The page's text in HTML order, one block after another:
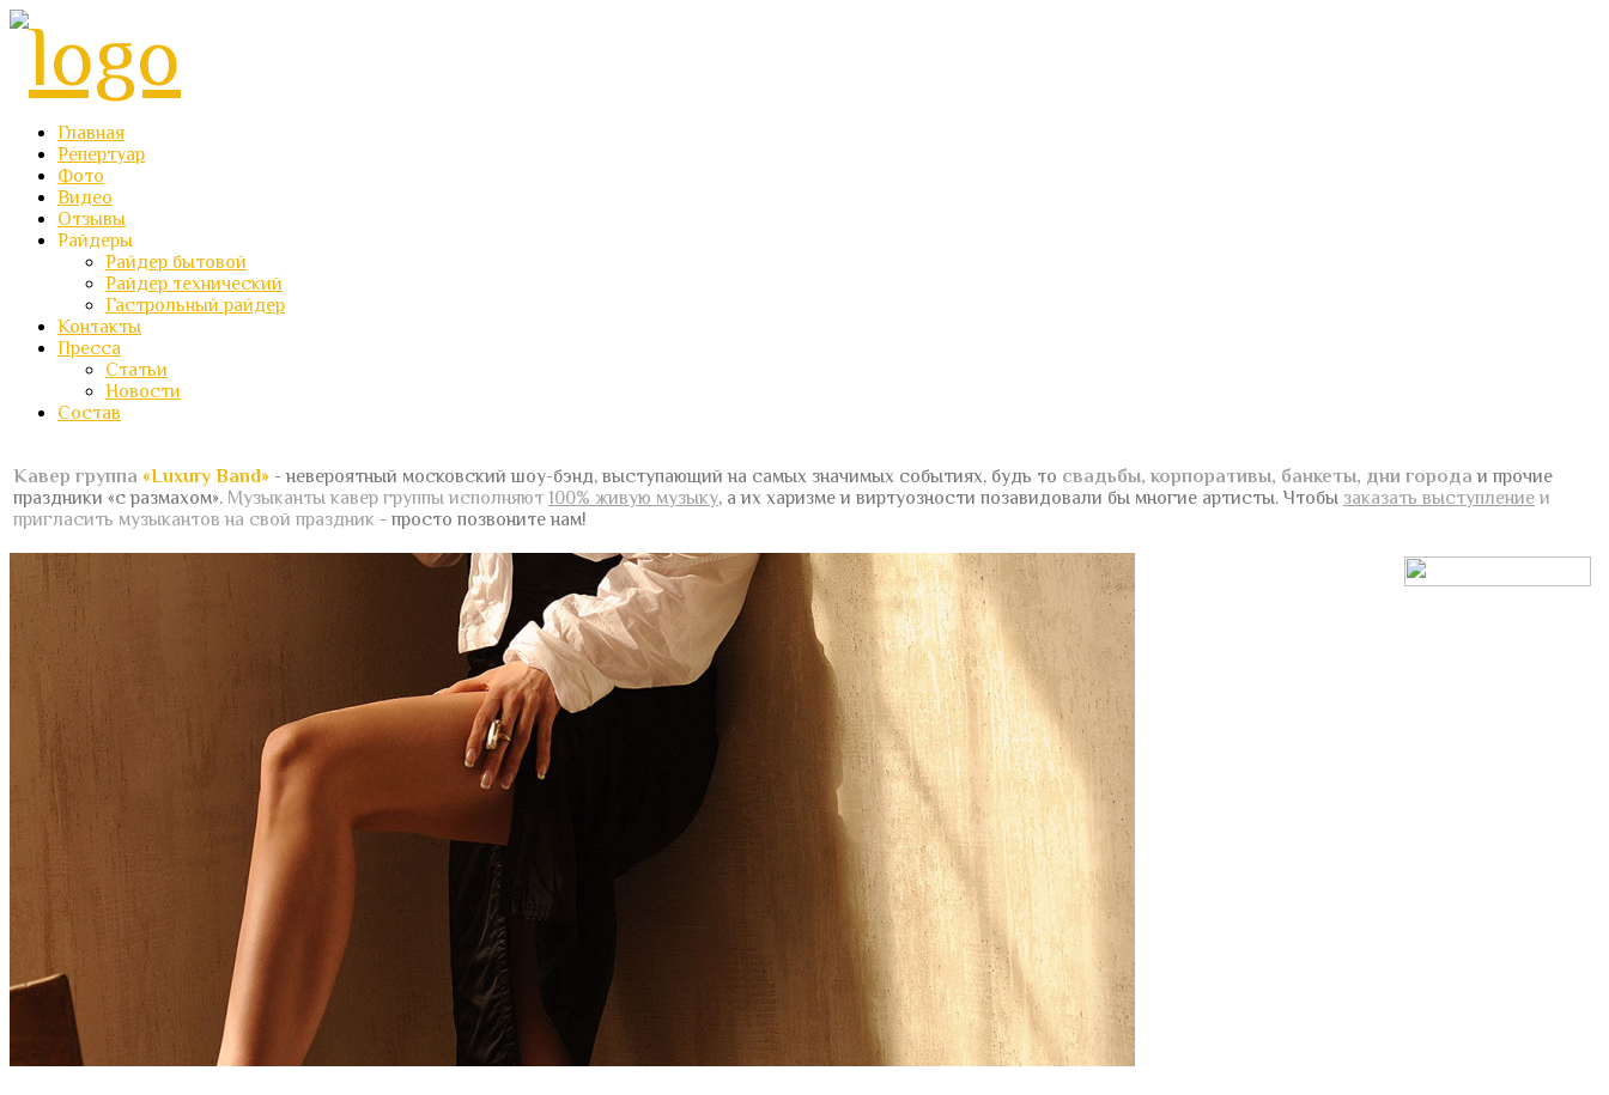
Главная
Репертуар
Фото
Видео
Отзывы
Райдеры
Райдер бытовой
Райдер технический
Гастрольный райдер
Контакты
Пресса
Статьи
Новости
Состав
Кавер группа «Luxury Band» - невероятный московский шоу-бэнд, выступающий на самых значимых событиях, будь то свадьбы, корпоративы, банкеты, дни города и прочие
праздники «с размахом». Музыканты кавер группы исполняют 100% живую музыку, а их харизме и виртуозности позавидовали бы многие артисты.Чтобы заказать выступлениеи
пригласить музыкантов на свой праздник - просто позвоните нам!